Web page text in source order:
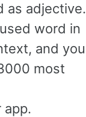
as adjective.
word in
and you
most
app.